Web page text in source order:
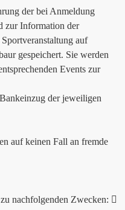
der bei Anmeldung
zur Information der
auf
gespeichert. Sie werden
Events zur
der jeweiligen
auf keinen Fall an fremde
nachfolgenden Zwecken: 